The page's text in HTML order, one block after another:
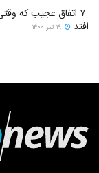
۷ اتفاق عجیب که
افتد